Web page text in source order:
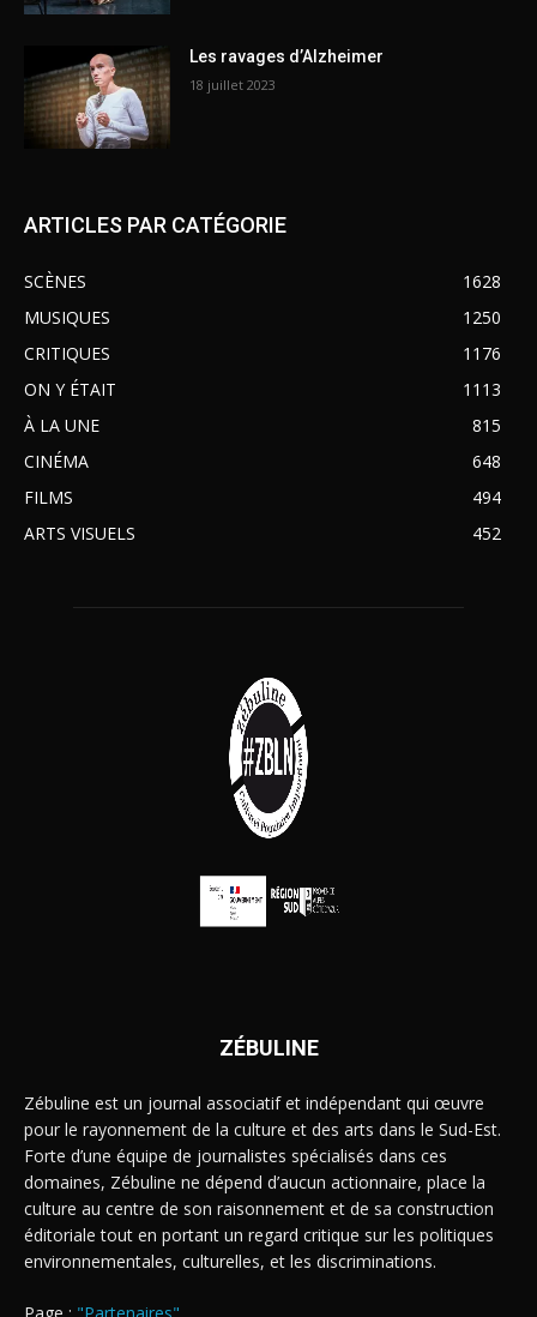
Les ravages d’Alzheimer
18 juillet 2023
ARTICLES PAR CATÉGORIE
SCÈNES
1628
MUSIQUES
1250
CRITIQUES
1176
ON Y ÉTAIT
1113
À LA UNE
815
CINÉMA
648
FILMS
494
ARTS VISUELS
452
ZÉBULINE
Zébuline est un journal associatif et indépendant qui œuvre
pour le rayonnement de la culture et des arts dans le Sud-Est.
Forte d’une équipe de journalistes spécialisés dans ces
domaines, Zébuline ne dépend d’aucun actionnaire, place la
culture au centre de son raisonnement et de sa construction
éditoriale tout en portant un regard critique sur les politiques
environnementales, culturelles, et les discriminations.